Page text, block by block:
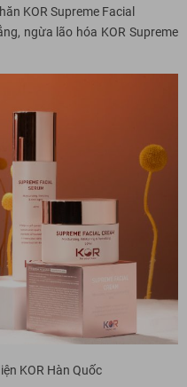
KOR Supreme Facial
ngừa lão hóa KOR Supreme
KOR Hàn Quốc